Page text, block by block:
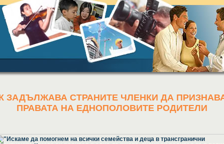
ЗАДЪЛЖАВА СТРАНИТЕ ЧЛЕНКИ ДА
ПРАВАТА НА ЕДНОПОЛОВИТЕ РОДИТЕЛИ